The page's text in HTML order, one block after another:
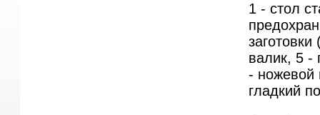
1 - стол
валик, 5 -
- ножевой
гладкий